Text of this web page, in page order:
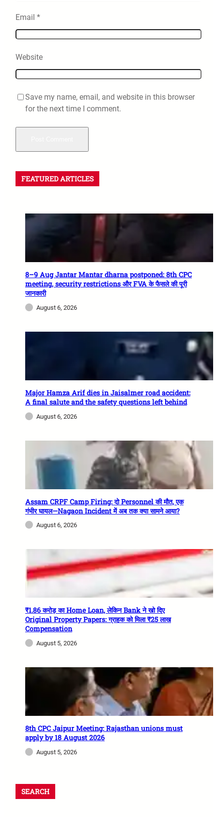
Email *
Website
Save my name, email, and website in this browser
for the next time I comment.
FEATURED ARTICLES
8–9 Aug Jantar Mantar dharna postponed: 8th CPC
meeting, security restrictions और FVA के फैसले की पूरी
जानकारी
August 6, 2026
Major Hamza Arif dies in Jaisalmer road accident:
A final salute and the safety questions left behind
August 6, 2026
Assam CRPF Camp Firing: दो Personnel की मौत, एक
गंभीर घायल—Nagaon Incident में अब तक क्या सामने आया?
August 6, 2026
₹1.86 करोड़ का Home Loan, लेकिन Bank ने खो दिए
Original Property Papers: ग्राहक को मिला ₹25 लाख
Compensation
August 5, 2026
8th CPC Jaipur Meeting: Rajasthan unions must
apply by 18 August 2026
August 5, 2026
SEARCH